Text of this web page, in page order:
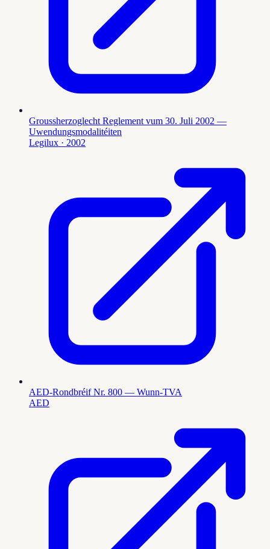
Groussherzoglecht Reglement vum 30. Juli 2002 —
Uwendungsmodalitéiten
Legilux · 2002
AED-Rondbréif Nr. 800 — Wunn-TVA
AED